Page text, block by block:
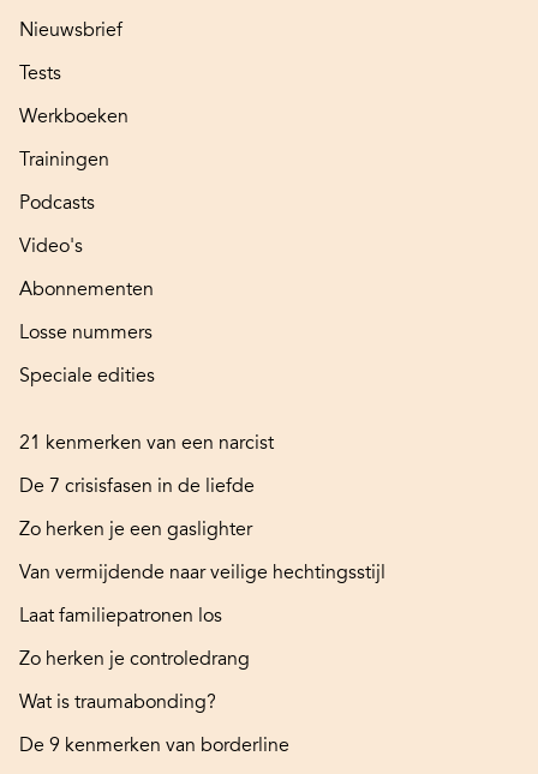
Nieuwsbrief
Tests
Werkboeken
Trainingen
Podcasts
Video's
Abonnementen
Losse nummers
Speciale edities
21 kenmerken van een narcist
De 7 crisisfasen in de liefde
Zo herken je een gaslighter
Van vermijdende naar veilige hechtingsstijl
Laat familiepatronen los
Zo herken je controledrang
Wat is traumabonding?
De 9 kenmerken van borderline